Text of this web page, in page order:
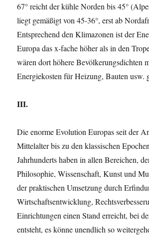
67° reicht der kühle Norden bis 45°
liegt gemäßigt von 45-36°, erst ab
Entsprechend den Klimazonen ist der
Europa das x-fache höher als in den
wären dort höhere Bevölkerungsdichten
Energiekosten für Heizung, Bauten usw.
III.
Die enorme Evolution Europas seit der
Mittelalter bis zu den klassischen
Jahrhunderts haben in allen Bereichen,
Philosophie, Wissenschaft, Kunst und
der praktischen Umsetzung durch
Wirtschaftsentwicklung,
Einrichtungen einen Stand erreicht, bei
entsteht, es könne unendlich so